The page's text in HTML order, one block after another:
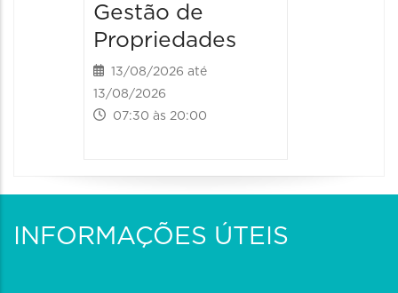
Gestão de
Propriedades
13/08/2026 até
13/08/2026
07:30 às 20:00
INFORMAÇÕES ÚTEIS